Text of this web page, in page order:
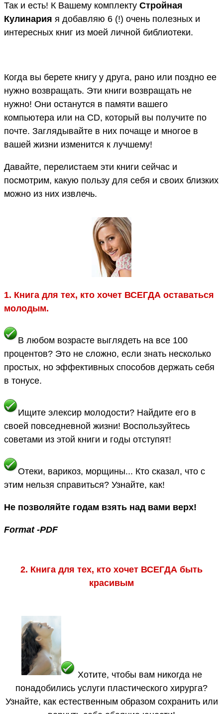
Так и есть! К Вашему комплекту Стройная
Кулинария я добавляю 6 (!) очень полезных и
интересных книг из моей личной библиотеки.
Когда вы берете книгу у друга, рано или поздно ее
нужно возвращать. Эти книги возвращать не
нужно! Они останутся в памяти вашего
компьютера или на CD, который вы получите по
почте. Заглядывайте в них почаще и многое в
вашей жизни изменится к лучшему!
Давайте, перелистаем эти книги сейчас и
посмотрим, какую пользу для себя и своих близких
можно из них извлечь.
1. Книга для тех, кто хочет ВСЕГДА оставаться
молодым.
В любом возрасте выглядеть на все 100
процентов? Это не сложно, если знать несколько
простых, но эффективных способов держать себя
в тонусе.
Ищите элексир молодости? Найдите его в
своей повседневной жизни! Воспользуйтесь
советами из этой книги и годы отступят!
Отеки, варикоз, морщины... Кто сказал, что с
этим нельзя справиться? Узнайте, как!
Не позволяйте годам взять над вами верх!
Format -PDF
2. Книга для тех, кто хочет ВСЕГДА быть
красивым
Хотите, чтобы вам никогда не
понадобились услуги пластического хирурга?
Узнайте, как естественным образом сохранить или